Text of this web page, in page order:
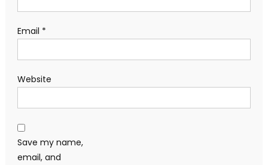
Email *
Website
Save my name,
email, and